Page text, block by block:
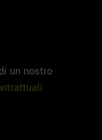
un nostro